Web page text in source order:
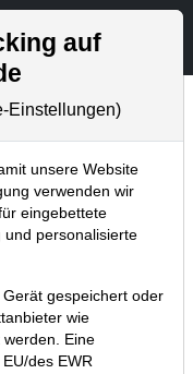
Aktien- und Artikelsuche
auf
Einstellungen)
unsere Website
verwenden wir
eingebettete
und personalisierte
gespeichert oder
wie
Eine
des EWR